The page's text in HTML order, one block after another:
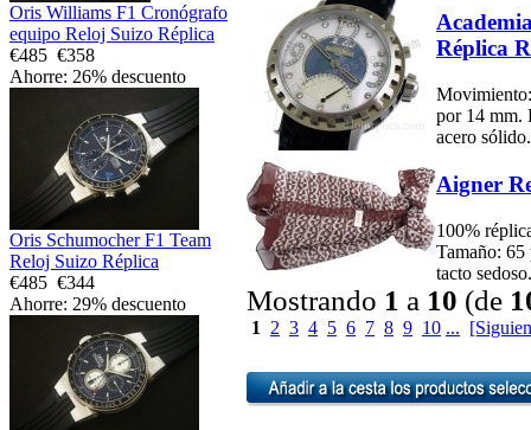
Oris Williams F1 Cronógrafo
equipo Reloj Suizo Réplica
€485 €358
Ahorre: 26% descuento
Oris Schumocher F1 Team
Reloj Suizo Réplica
€485 €344
Ahorre: 29% descuento
Réplica
por 14 mm.
acero
Aigner
100%
Tamaño:
tacto
Mostrando 1 a 10 (de
1 2 3 4 5 6 7 8 9 10 ...